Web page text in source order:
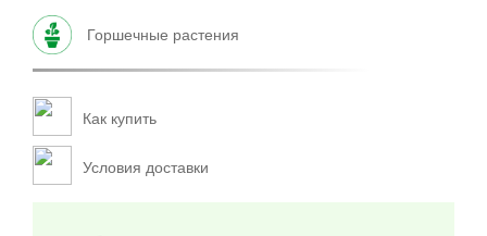
горшечные растения
Как купить
Условия доставки